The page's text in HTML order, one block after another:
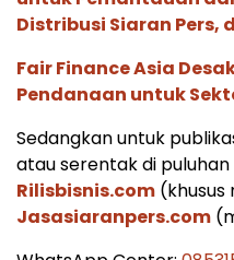
Distribusi Siaran Pers,
Fair Finance Asia
Pendanaan untuk
Sedangkan untuk
atau serentak di
Rilisbisnis.com (khusus
Jasasiaranpers.com